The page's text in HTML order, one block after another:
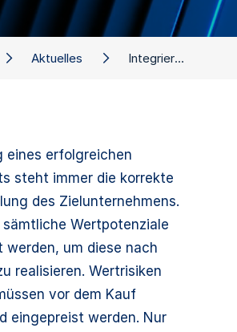
eines erfolgreichen
steht immer die korrekte
des Zielunternehmens.
sämtliche Wertpotenziale
werden, um diese nach
realisieren. Wertrisiken
vor dem Kauf
eingepreist werden. Nur
Aktuelles Integrierte Due Diligence